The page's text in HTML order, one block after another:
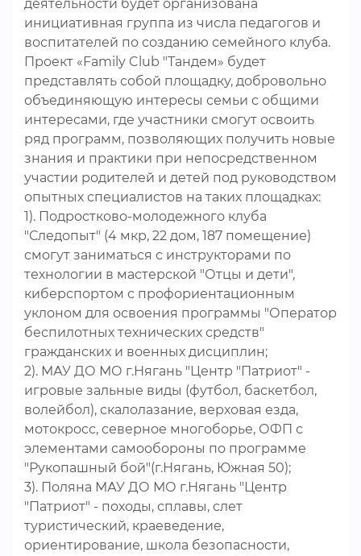
деятельности будет организована
инициативная группа из числа педагогов и
воспитателей по созданию семейного клуба.
Проект «Family Club "Тандем» будет
представлять собой площадку, добровольно
объединяющую интересы семьи с общими
интересами, где участники смогут освоить
ряд программ, позволяющих получить новые
знания и практики при непосредственном
участии родителей и детей под руководством
опытных специалистов на таких площадках:
1). Подростково-молодежного клуба
"Следопыт" (4 мкр, 22 дом, 187 помещение)
смогут заниматься с инструкторами по
технологии в мастерской "Отцы и дети",
киберспортом с профориентационным
уклоном для освоения программы "Оператор
беспилотных технических средств"
гражданских и военных дисциплин;
2). МАУ ДО МО г.Нягань "Центр "Патриот" -
игровые зальные виды (футбол, баскетбол,
волейбол), скалолазание, верховая езда,
мотокросс, северное многоборье, ОФП с
элементами самообороны по программе
"Рукопашный бой"(г.Нягань, Южная 50);
3). Поляна МАУ ДО МО г.Нягань "Центр
"Патриот" - походы, сплавы, слет
туристический, краеведение,
ориентирование, школа безопасности,